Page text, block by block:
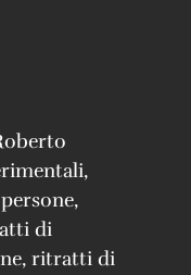
,
,
di
, ritratti di